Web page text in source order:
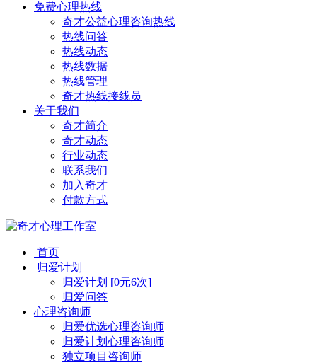
免费心理热线
奇才公益心理咨询热线
热线问答
热线动态
热线数据
热线管理
奇才热线接线员
关于我们
奇才简介
奇才动态
行业动态
联系我们
加入奇才
付款方式
首页
归爱计划
归爱计划 [0元6次]
归爱问答
心理咨询师
归爱优选心理咨询师
归爱计划心理咨询师
独立项目咨询师